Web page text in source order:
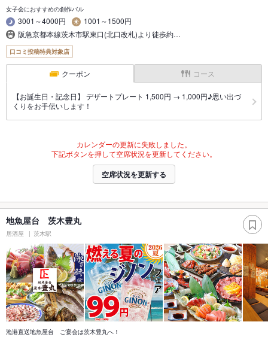
女子会におすすめの創作バル
3001～4000円
1001～1500円
阪急京都本線茨木市駅東口(北口改札)より徒歩約…
口コミ投稿特典対象店
クーポン コース
【お誕生日・記念日】 デザートプレート 1,500円 → 1,000円♪思い出づ
くりをお手伝いします！
カレンダーの更新に失敗しました。
下記ボタンを押して空席状況を更新してください。
空席状況を更新する
地魚屋台 茨木豊丸
居酒屋 茨木駅
漁港直送地魚屋台 ご宴会は茨木豊丸へ！